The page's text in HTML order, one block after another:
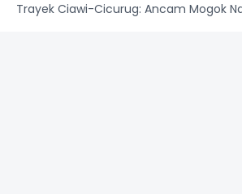
Trayek Ciawi-Cicurug: Ancam Mogok